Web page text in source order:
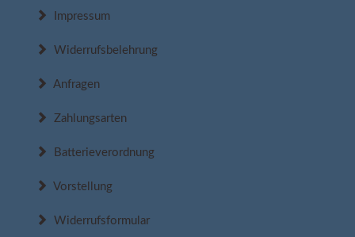
Impressum
Widerrufsbelehrung
Anfragen
Zahlungsarten
Batterieverordnung
Vorstellung
Widerrufsformular